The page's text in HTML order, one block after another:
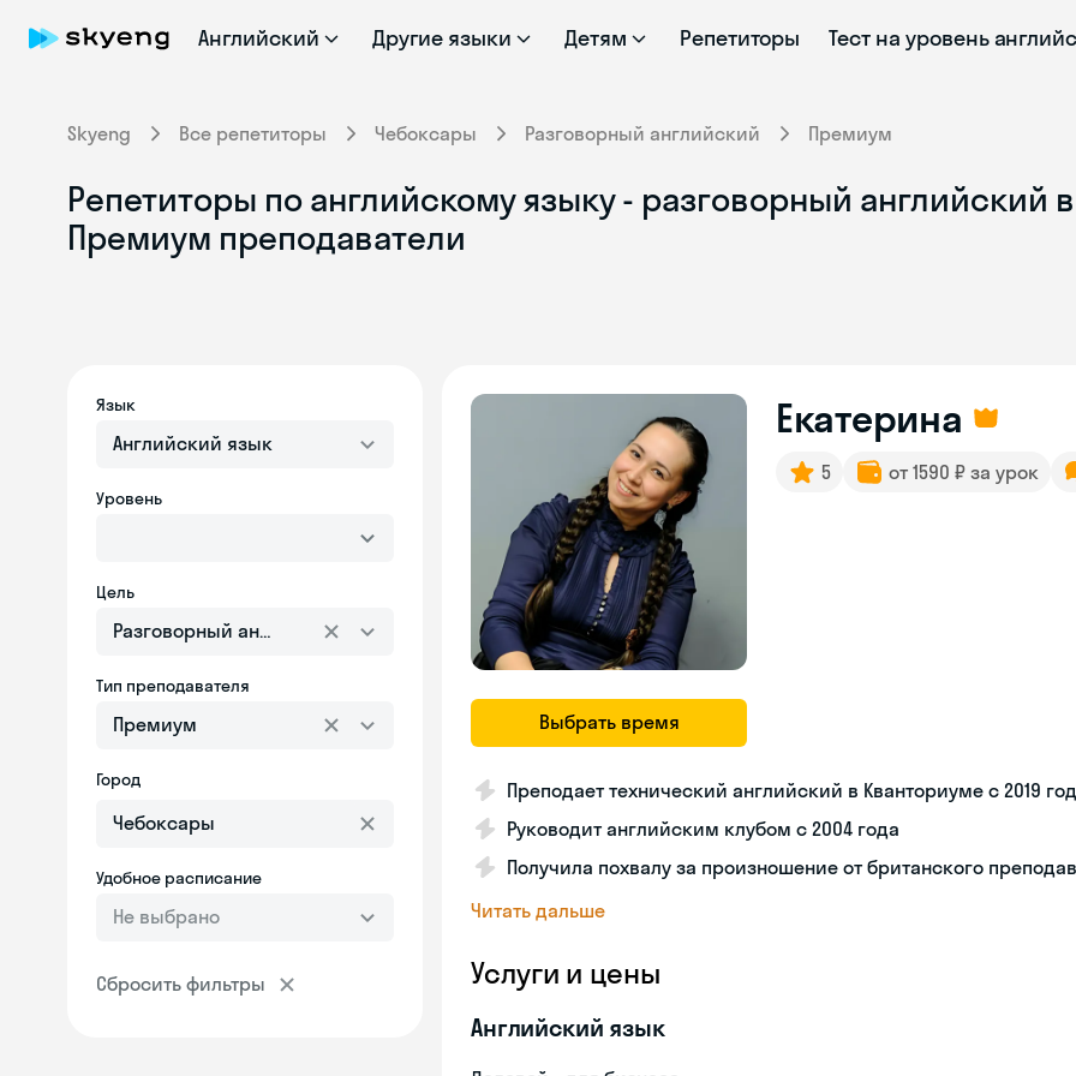
Английский Другие языки Детям Репетиторы Тест на уровень
Skyeng Все репетиторы Чебоксары Разговорный английский Премиум
Репетиторы по английскому языку - разговорный английский
Премиум преподаватели
Язык
Английский язык
Уровень
Цель
Разговорный английский
Тип преподавателя
Премиум
Город
Удобное расписание
Не выбрано
Сбросить фильтры
Выбрать время
Екатерина
5 от 1590 ₽ за урок
Преподает технический английский в Кванториуме с 2019
Руководит английским клубом с 2004 года
Получила похвалу за произношение от британского
Читать дальше
Услуги и цены
Английский язык